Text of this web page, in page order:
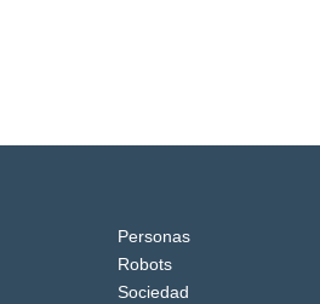
Personas
Robots
Sociedad